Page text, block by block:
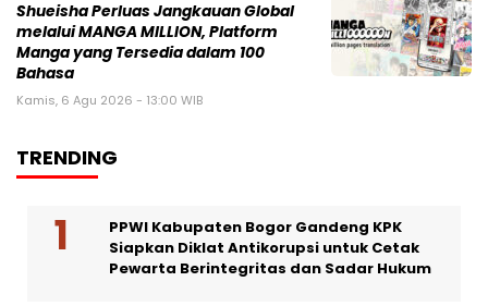
Shueisha Perluas Jangkauan Global
melalui MANGA MILLION, Platform
Manga yang Tersedia dalam 100
Bahasa
Kamis, 6 Agu 2026 - 13:00 WIB
TRENDING
PPWI Kabupaten Bogor Gandeng KPK
Siapkan Diklat Antikorupsi untuk Cetak
Pewarta Berintegritas dan Sadar Hukum